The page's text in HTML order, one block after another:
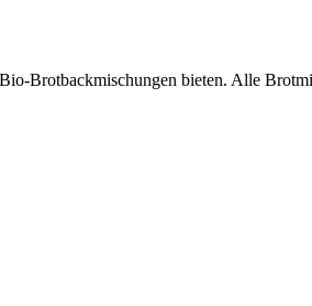
Brotbackmischungen bieten. Alle